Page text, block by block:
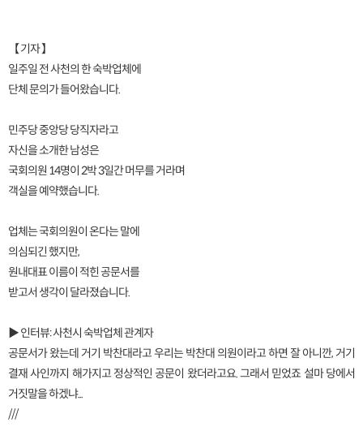
【 기자 】
일주일 전 사천의 한 숙박업체에
단체 문의가 들어왔습니다.
민주당 중앙당 당직자라고
자신을 소개한 남성은
국회의원 14명이 2박 3일간 머무를 거라며
객실을 예약했습니다.
업체는 국회의원이 온다는 말에
의심되긴 했지만,
원내대표 이름이 적힌 공문서를
받고서 생각이 달라졌습니다.
▶ 인터뷰: 사천시 숙박업체 관계자
공문서가 왔는데 거기 박찬대라고 우리는 박찬대 의원이라고 하면 잘 아니깐, 거기
결재 사인까지 해가지고 정상적인 공문이 왔더라고요. 그래서 믿었죠 설마 당에서
거짓말을 하겠냐...
///